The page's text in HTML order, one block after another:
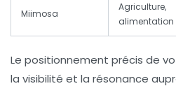
Miimosa
Agriculture,
alimentation
Le positionnement précis de
la visibilité et la résonance